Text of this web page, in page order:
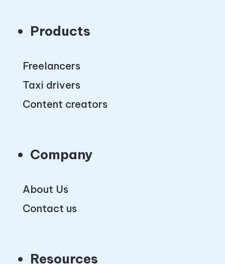
Freelancers
Taxi drivers
About Us